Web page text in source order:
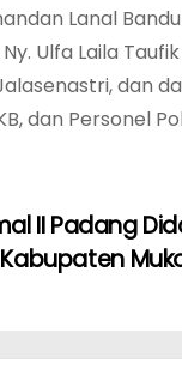
Lanal
Ulfa Laila
dan
dan Personel
II Padang